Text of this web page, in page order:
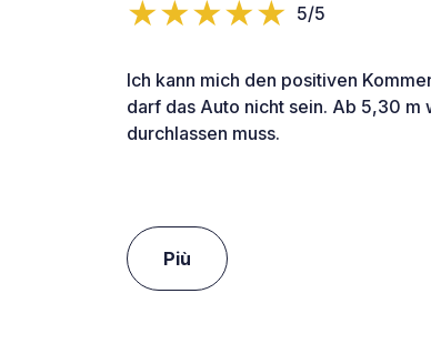
5/5
Ich kann mich den positiven
darf das Auto nicht sein. Ab 5,30 m
durchlassen muss.
Più